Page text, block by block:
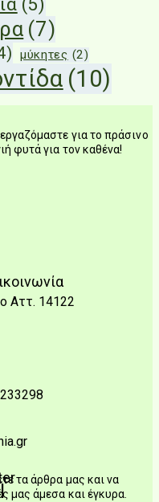
(7)
μύκητες (2)
(10)
για το πράσινο
φυτά για τον καθένα!
Αττ. 14122
τα άρθρα μας και να
μας άμεσα και έγκυρα.